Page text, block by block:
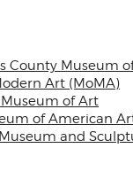
County Museum
Art (MoMA)
of Art
of American
and